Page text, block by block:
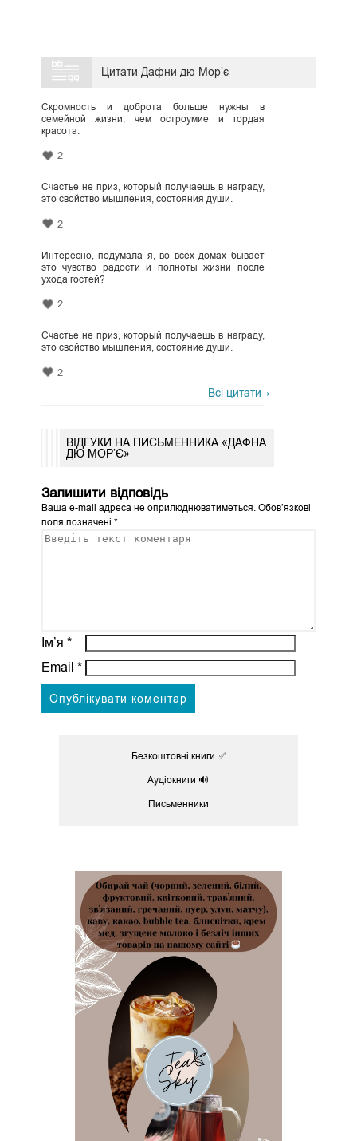
Цитати Дафни дю Мор’є
Скромность и доброта больше нужны в
семейной жизни, чем остроумие и гордая
красота.
2
Счастье не приз, который получаешь в награду,
это свойство мышления, состояния души.
2
Интересно, подумала я, во всех домах бывает
это чувство радости и полноты жизни после
ухода гостей?
2
Счастье не приз, который получаешь в награду,
это свойство мышления, состояние души.
2
Всі цитати
ВІДГУКИ НА ПИСЬМЕННИКА «ДАФНА
ДЮ МОР’Є»
Залишити відповідь
Ваша e-mail адреса не оприлюднюватиметься. Обов’язкові
поля позначені *
Ім’я *
Email *
Безкоштовні книги ✅
Аудіокниги 🔊
Письменники